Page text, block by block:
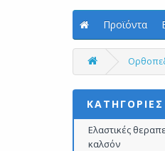
Προϊόντα
ΚΑΤΗΓΟΡΙΕΣ
Ελαστικές
καλσόν